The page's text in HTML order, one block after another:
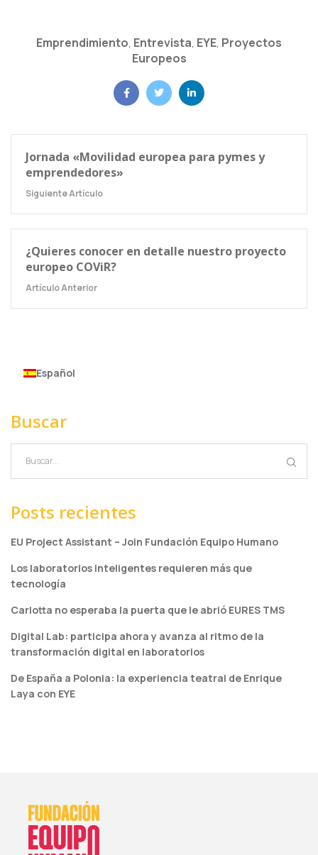
Emprendimiento, Entrevista, EYE, Proyectos
Europeos
Jornada «Movilidad europea para pymes y
emprendedores»
Siguiente Artículo
¿Quieres conocer en detalle nuestro proyecto
europeo COViR?
Artículo Anterior
Español
Buscar
Posts recientes
EU Project Assistant – Join Fundación Equipo Humano
Los laboratorios inteligentes requieren más que
tecnología
Carlotta no esperaba la puerta que le abrió EURES TMS
Digital Lab: participa ahora y avanza al ritmo de la
transformación digital en laboratorios
De España a Polonia: la experiencia teatral de Enrique
Laya con EYE